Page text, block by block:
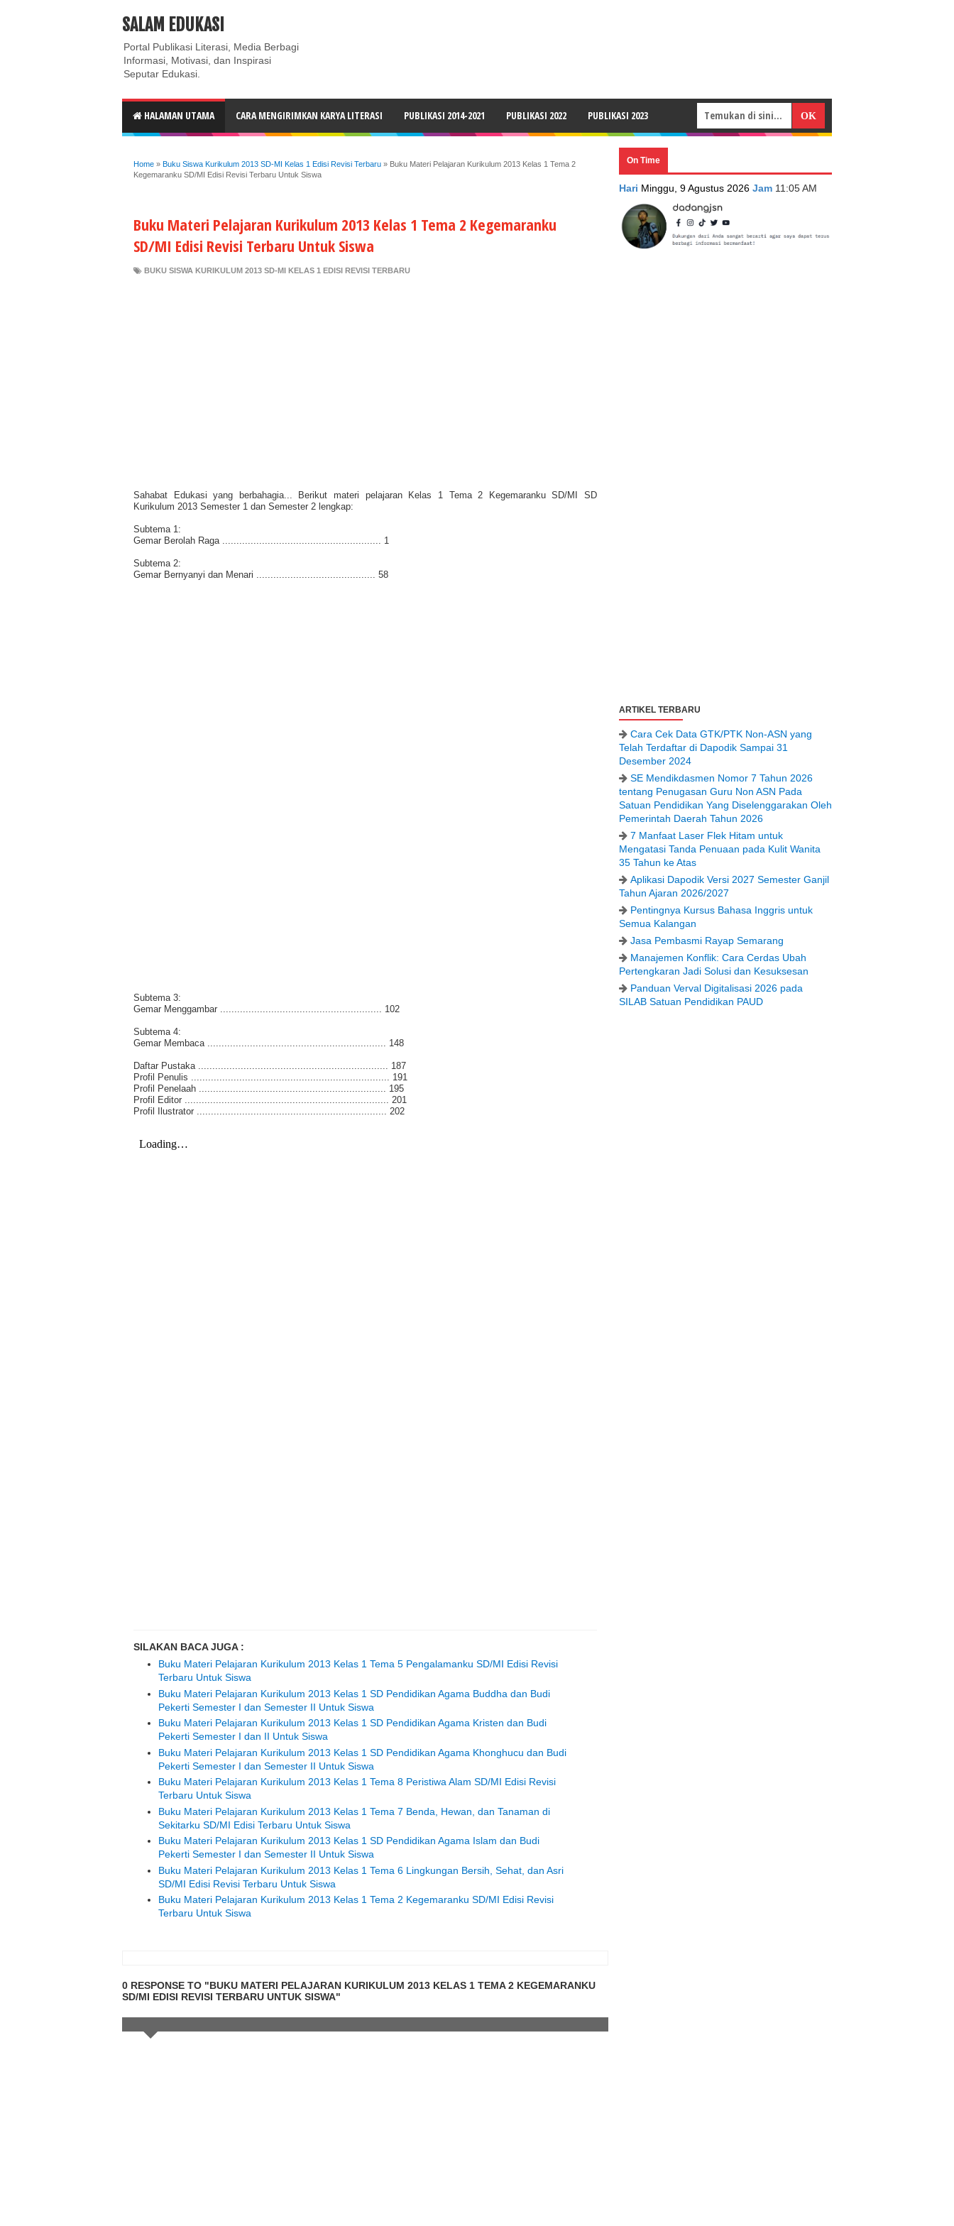
ABOUT CONTACT US
SALAM EDUKASI
Portal Publikasi Literasi, Media Berbagi
Informasi, Motivasi, dan Inspirasi
Seputar Edukasi.
HALAMAN UTAMA CARA MENGIRIMKAN KARYA LITERASI PUBLIKASI 2014-2021 PUBLIKASI 2022 PUBLIKASI 2023
Home » Buku Siswa Kurikulum 2013 SD-MI Kelas 1 Edisi Revisi Terbaru » Buku Materi Pelajaran Kurikulum 2013 Kelas 1 Tema 2
Kegemaranku SD/MI Edisi Revisi Terbaru Untuk Siswa
Buku Materi Pelajaran Kurikulum 2013 Kelas 1 Tema 2 Kegemaranku
SD/MI Edisi Revisi Terbaru Untuk Siswa
BUKU SISWA KURIKULUM 2013 SD-MI KELAS 1 EDISI REVISI TERBARU
Sahabat Edukasi yang berbahagia... Berikut materi pelajaran Kelas 1 Tema 2 Kegemaranku SD/MI SD
Kurikulum 2013 Semester 1 dan Semester 2 lengkap:
Subtema 1:
Gemar Berolah Raga ........................................................ 1
Subtema 2:
Gemar Bernyanyi dan Menari .......................................... 58
Subtema 3:
Gemar Menggambar ......................................................... 102
Subtema 4:
Gemar Membaca ............................................................... 148
Daftar Pustaka ................................................................... 187
Profil Penulis ...................................................................... 191
Profil Penelaah .................................................................. 195
Profil Editor ........................................................................ 201
Profil Ilustrator ................................................................... 202
SILAKAN BACA JUGA :
Buku Materi Pelajaran Kurikulum 2013 Kelas 1 Tema 5 Pengalamanku SD/MI Edisi Revisi
Terbaru Untuk Siswa
Buku Materi Pelajaran Kurikulum 2013 Kelas 1 SD Pendidikan Agama Buddha dan Budi
Pekerti Semester I dan Semester II Untuk Siswa
Buku Materi Pelajaran Kurikulum 2013 Kelas 1 SD Pendidikan Agama Kristen dan Budi
Pekerti Semester I dan II Untuk Siswa
Buku Materi Pelajaran Kurikulum 2013 Kelas 1 SD Pendidikan Agama Khonghucu dan Budi
Pekerti Semester I dan Semester II Untuk Siswa
Buku Materi Pelajaran Kurikulum 2013 Kelas 1 Tema 8 Peristiwa Alam SD/MI Edisi Revisi
Terbaru Untuk Siswa
Buku Materi Pelajaran Kurikulum 2013 Kelas 1 Tema 7 Benda, Hewan, dan Tanaman di
Sekitarku SD/MI Edisi Terbaru Untuk Siswa
Buku Materi Pelajaran Kurikulum 2013 Kelas 1 SD Pendidikan Agama Islam dan Budi
Pekerti Semester I dan Semester II Untuk Siswa
Buku Materi Pelajaran Kurikulum 2013 Kelas 1 Tema 6 Lingkungan Bersih, Sehat, dan Asri
SD/MI Edisi Revisi Terbaru Untuk Siswa
Buku Materi Pelajaran Kurikulum 2013 Kelas 1 Tema 2 Kegemaranku SD/MI Edisi Revisi
Terbaru Untuk Siswa
0 RESPONSE TO "BUKU MATERI PELAJARAN KURIKULUM 2013 KELAS 1 TEMA 2 KEGEMARANKU
SD/MI EDISI REVISI TERBARU UNTUK SISWA"
On Time
Hari Minggu, 9 Agustus 2026 Jam 11:05 AM
ARTIKEL TERBARU
Cara Cek Data GTK/PTK Non-ASN yang
Telah Terdaftar di Dapodik Sampai 31
Desember 2024
SE Mendikdasmen Nomor 7 Tahun 2026
tentang Penugasan Guru Non ASN Pada
Satuan Pendidikan Yang Diselenggarakan Oleh
Pemerintah Daerah Tahun 2026
7 Manfaat Laser Flek Hitam untuk
Mengatasi Tanda Penuaan pada Kulit Wanita
35 Tahun ke Atas
Aplikasi Dapodik Versi 2027 Semester Ganjil
Tahun Ajaran 2026/2027
Pentingnya Kursus Bahasa Inggris untuk
Semua Kalangan
Jasa Pembasmi Rayap Semarang
Manajemen Konflik: Cara Cerdas Ubah
Pertengkaran Jadi Solusi dan Kesuksesan
Panduan Verval Digitalisasi 2026 pada
SILAB Satuan Pendidikan PAUD